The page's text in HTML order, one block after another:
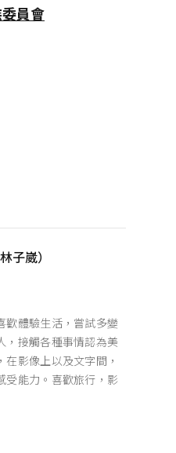
員會
子崴）
歡體驗生活，嘗試多變
，接觸各種事情認為美
影像上以及文字間，
受能力。喜歡旅行，影